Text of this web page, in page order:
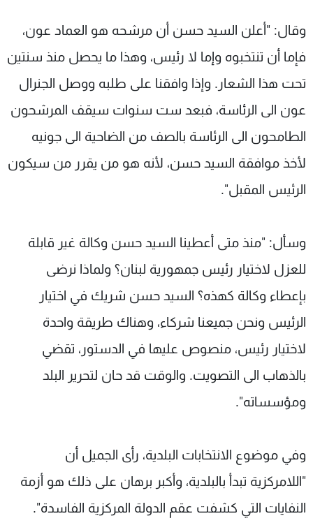
وقال: "أعلن السيد حسن أن مرشحه هو العماد عون،
فإما أن تنتخبوه وإما لا رئيس، وهذا ما يحصل منذ سنتين
تحت هذا الشعار. وإذا وافقنا على طلبه ووصل الجنرال
عون الى الرئاسة، فبعد ست سنوات سيقف المرشحون
الطامحون الى الرئاسة بالصف من الضاحية الى جونيه
لأخذ موافقة السيد حسن، لأنه هو من يقرر من سيكون
الرئيس المقبل".
وسأل: "منذ متى أعطينا السيد حسن وكالة غير قابلة
للعزل لاختيار رئيس جمهورية لبنان؟ ولماذا نرضى
بإعطاء وكالة كهذه؟ السيد حسن شريك في اختيار
الرئيس ونحن جميعنا شركاء، وهناك طريقة واحدة
لاختيار رئيس، منصوص عليها في الدستور، تقضي
بالذهاب الى التصويت. والوقت قد حان لتحرير البلد
ومؤسساته".
وفي موضوع الانتخابات البلدية، رأى الجميل أن
"اللامركزية تبدأ بالبلدية، وأكبر برهان على ذلك هو أزمة
النفايات التي كشفت عقم الدولة المركزية الفاسدة".